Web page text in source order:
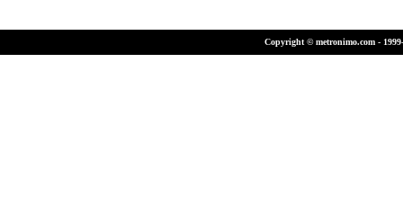
Copyright © metronimo.com -